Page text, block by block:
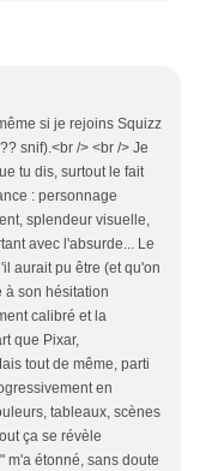
si je rejoins Squizz
snif).<br /> <br /> Je
tu dis, surtout le fait
: personnage
splendeur visuelle,
avec l'absurde... Le
aurait pu être (et qu'on
à son hésitation
calibré et la
que Pixar,
tout de même, parti
en
tableaux, scènes
ça se révèle
m'a étonné, sans doute